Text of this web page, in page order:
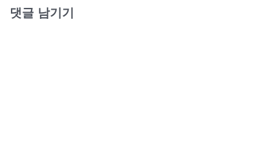
댓글 남기기